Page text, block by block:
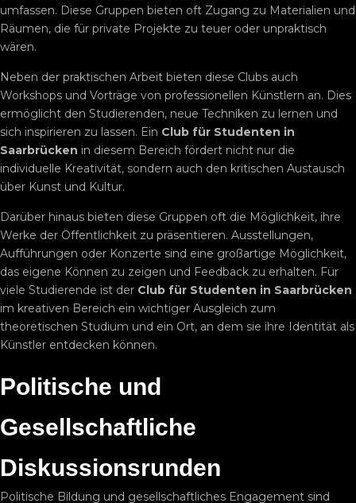
umfassen. Diese Gruppen bieten oft Zugang zu Materialien und
Räumen, die für private Projekte zu teuer oder unpraktisch
wären.
Neben der praktischen Arbeit bieten diese Clubs auch
Workshops und Vorträge von professionellen Künstlern an. Dies
ermöglicht den Studierenden, neue Techniken zu lernen und
sich inspirieren zu lassen. Ein Club für Studenten in
Saarbrücken in diesem Bereich fördert nicht nur die
individuelle Kreativität, sondern auch den kritischen Austausch
über Kunst und Kultur.
Darüber hinaus bieten diese Gruppen oft die Möglichkeit, ihre
Werke der Öffentlichkeit zu präsentieren. Ausstellungen,
Aufführungen oder Konzerte sind eine großartige Möglichkeit,
das eigene Können zu zeigen und Feedback zu erhalten. Für
viele Studierende ist der Club für Studenten in Saarbrücken
im kreativen Bereich ein wichtiger Ausgleich zum
theoretischen Studium und ein Ort, an dem sie ihre Identität als
Künstler entdecken können.
Politische und
Gesellschaftliche
Diskussionsrunden
Politische Bildung und gesellschaftliches Engagement sind